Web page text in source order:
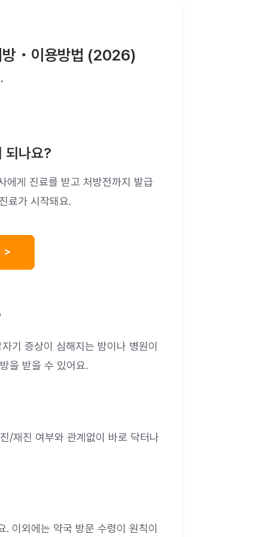
방・이용방법 (2026)
되나요?
에게 진료를 받고 처방전까지 발급
료가 시작돼요.
>
기 증상이 심해지는 밤이나 병원이
을 받을 수 있어요.
/재진 여부와 관계없이 바로 닥터나
이외에는 약국 방문 수령이 원칙이